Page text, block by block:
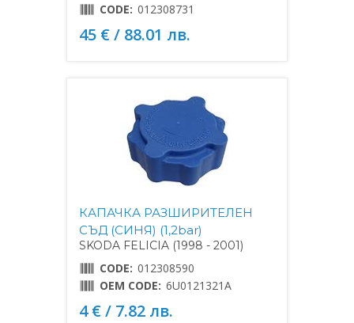
CODE: 012308731
45 € / 88.01 лв.
КАПАЧКА РАЗШИРИТЕЛЕН
СЪД (СИНЯ) (1,2bar)
SKODA FELICIA (1998 - 2001)
CODE: 012308590
OEM CODE: 6U0121321A
4 € / 7.82 лв.